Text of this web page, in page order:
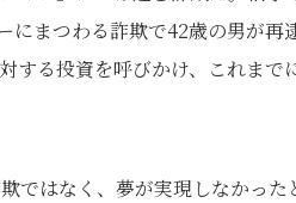
にまつわる詐欺で42歳の男が
する投資を呼びかけ、これま
ではなく、夢が実現しなかっ